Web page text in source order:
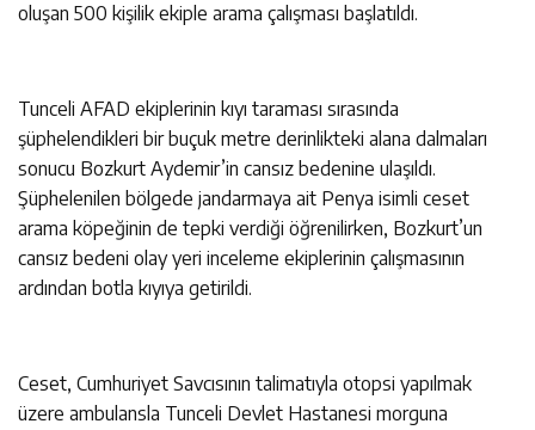
oluşan 500 kişilik ekiple arama çalışması başlatıldı.
Tunceli AFAD ekiplerinin kıyı taraması sırasında
şüphelendikleri bir buçuk metre derinlikteki alana dalmaları
sonucu Bozkurt Aydemir’in cansız bedenine ulaşıldı.
Şüphelenilen bölgede jandarmaya ait Penya isimli ceset
arama köpeğinin de tepki verdiği öğrenilirken, Bozkurt’un
cansız bedeni olay yeri inceleme ekiplerinin çalışmasının
ardından botla kıyıya getirildi.
Ceset, Cumhuriyet Savcısının talimatıyla otopsi yapılmak
üzere ambulansla Tunceli Devlet Hastanesi morguna